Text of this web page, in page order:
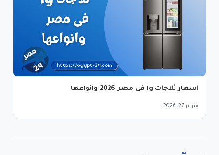
اسعار ثلاجات lg فى مصر 2026 وانواعها
فبراير 27, 2026